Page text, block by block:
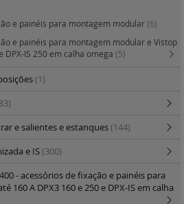
e painéis para montagem modular(6)
e painéis para montagem modular e Vistop
DPX-IS 250 em calha omega (5)
(1)
e salientes e estanques(144)
e IS(300)
- acessórios de fixação e painéis para
160 A DPX3 160 e 250 e DPX-IS em calha